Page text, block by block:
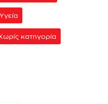
Υγεία
κατηγορία